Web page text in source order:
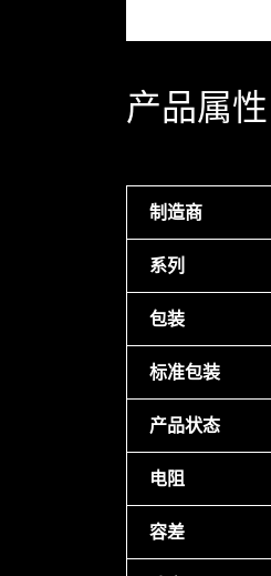
产品属性
制造商
系列
包装
标准包装
产品状态
电阻
容差